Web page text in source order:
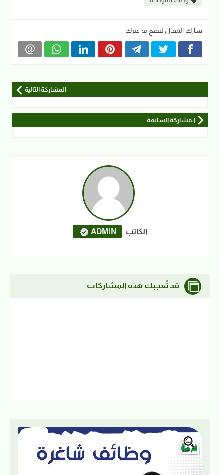
شارك المقال لتنفع به غيرك
المشاركة التالية
المشاركة السابقة
الكاتب ADMIN
قد تُعجبك هذه المشاركات